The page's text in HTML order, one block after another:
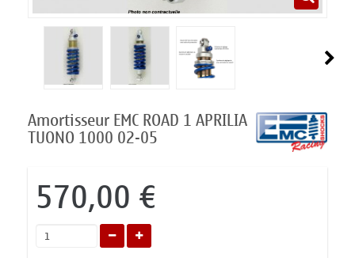
Amortisseur EMC ROAD 1 APRILIA
TUONO 1000 02-05
570,00 €